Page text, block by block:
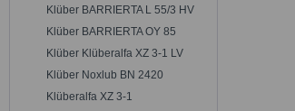
Klüber BARRIERTA L 55/3 HV
Klüber BARRIERTA OY 85
Klüber Klüberalfa XZ 3-1 LV
Klüber Noxlub BN 2420
Klüberalfa XZ 3-1